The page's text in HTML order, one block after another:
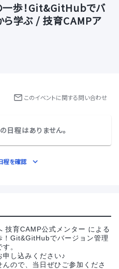
一歩！Git&GitHubでバ
ら学ぶ / 技育CAMPア
このイベントに関する問い合わせ
日程はありません。
程を確認
技育CAMP公式メンター による
！Git&GitHubでバージョン管理
。
し込みください♪
ので、当日ぜひご参加くださ